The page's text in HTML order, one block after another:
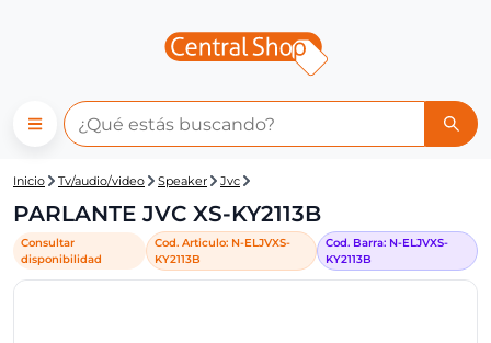
Central Shop: PARLANTE JVC
Inicio Tv/audio/video Speaker Jvc
PARLANTE JVC XS-KY2113B
Consultar
disponibilidad
Cod. Articulo: N-ELJVXS-
KY2113B
Cod. Barra: N-ELJVXS-
KY2113B